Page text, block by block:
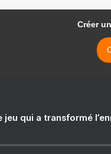
Créer
jeu qui a transformé